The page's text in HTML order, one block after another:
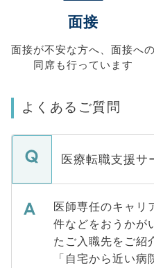
面接
面接が不安な方へ、 面接への
同席も行っています
よくあるご質問
医療転職支援サ
医師専任のキャリ
件などをおうかが
たご入職先をご紹
「自宅から近い病